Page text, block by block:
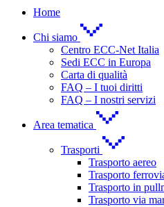
Home
Chi siamo
Centro ECC-Net Italia
Sedi ECC in Europa
Carta di qualità
FAQ – I tuoi diritti
FAQ – I nostri servizi
Area tematica
Trasporti
Trasporto aereo
Trasporto
Trasporto in
Trasporto via